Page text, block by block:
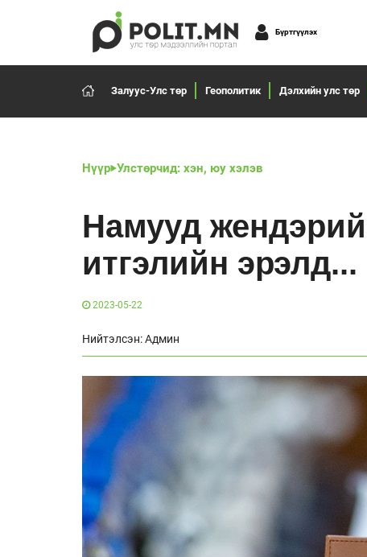
Бүртгүүлэх
Залуус-Улс төр Геополитик Дэлхийн улс төр
Нүүр Улстөрчид: хэн, юу хэлэв
Намууд
итгэлийн эрэлд...
2023-05-22
Нийтэлсэн: Админ